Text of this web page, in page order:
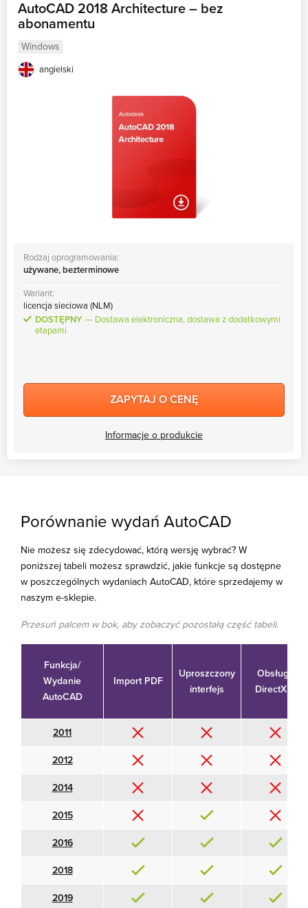
AutoCAD 2018 Architecture – bez
abonamentu
Windows
angielski
Rodzaj oprogramowania:
używane, bezterminowe
Wariant:
licencja sieciowa (NLM)
DOSTĘPNY
Dostawa elektroniczna, dostawa z dodatkowymi
etapami
ZAPYTAJ O CENĘ
Informacje o produkcie
Porównanie wydań AutoCAD
Nie możesz się zdecydować, którą wersję wybrać? W
poniższej tabeli możesz sprawdzić, jakie funkcje są dostępne
w poszczególnych wydaniach AutoCAD, które sprzedajemy w
naszym e-sklepie.
Przesuń palcem w bok, aby zobaczyć pozostałą część tabeli.
Funkcja/
Wydanie
AutoCAD
Import PDF
Uproszczony
interfejs
Obsługa
DirectX 11
2011
2012
2014
2015
2016
2018
2019